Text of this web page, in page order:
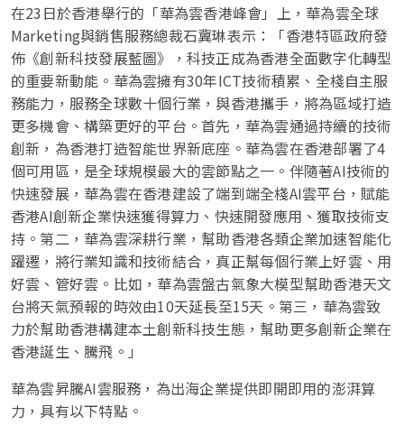
在23日於香港舉行的「華為雲香港峰會」上，華為雲全球
Marketing與銷售服務總裁石冀琳表示：「香港特區政府發
佈《創新科技發展藍圖》，科技正成為香港全面數字化轉型
的重要新動能。華為雲擁有30年ICT技術積累、全棧自主服
務能力，服務全球數十個行業，與香港攜手，將為區域打造
更多機會、構築更好的平台。首先，華為雲通過持續的技術
創新，為香港打造智能世界新底座。華為雲在香港部署了4
個可用區，是全球規模最大的雲節點之一。伴隨著AI技術的
快速發展，華為雲在香港建設了端到端全棧AI雲平台，賦能
香港AI創新企業快速獲得算力、快速開發應用、獲取技術支
持。第二，華為雲深耕行業，幫助香港各類企業加速智能化
躍遷，將行業知識和技術結合，真正幫每個行業上好雲、用
好雲、管好雲。比如，華為雲盤古氣象大模型幫助香港天文
台將天氣預報的時效由10天延長至15天。第三，華為雲致
力於幫助香港構建本土創新科技生態，幫助更多創新企業在
香港誕生、騰飛。」
華為雲昇騰AI雲服務，為出海企業提供即開即用的澎湃算
力，具有以下特點。